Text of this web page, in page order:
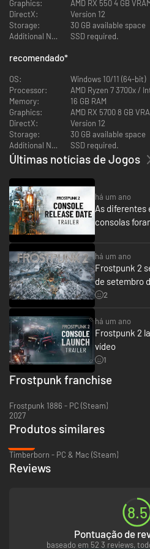
A sua população cresce
la e satisfazer suas demandas ainda
você terá que lidar com os interesses
Os habitantes da sua cidade desejam
administração. Cada facção possui sua
futuro, mas todas têm uma coisa em
poder. Escolha seus aliados no
Tome decisões de vida ou morte ao
Escolha os distritos mais
de Aquecimento e a exibição
Graphics:
AMD RX 550 4 GB
DirectX:
Version 12
Storage:
30 GB available space
Additional Notes:
SSD required.
recomendado*
OS:
Windows 10/11 (64-bit)
Processor:
AMD Ryzen 7 3700x /
Memory:
16 GB RAM
Graphics:
AMD RX 5700 8 GB
DirectX:
Version 12
Storage:
30 GB available space
Additional Notes:
SSD required.
Últimas notícias de Jogos
há um ano
As diferentes
consolas
há um ano
Frostpunk 2
de setembro
2
há um ano
Frostpunk 2
vídeo
1
Frostpunk franchise
Frostpunk 1886 - PC (Steam)
2027
Produtos similares
Timberborn - PC & Mac (Steam)
Reviews
8.5
Pontuação de
baseado em 52 3 reviews,